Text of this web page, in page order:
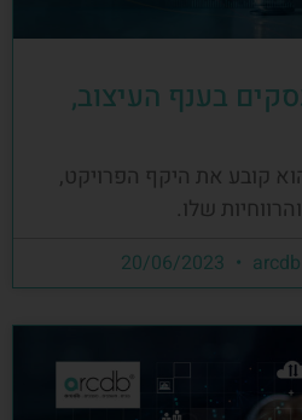
בענף העיצוב,
קובע את היקף הפרויקט,
שלו.